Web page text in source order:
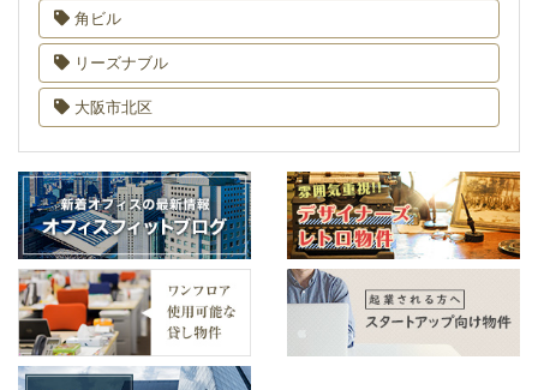
角ビル
リーズナブル
大阪市北区